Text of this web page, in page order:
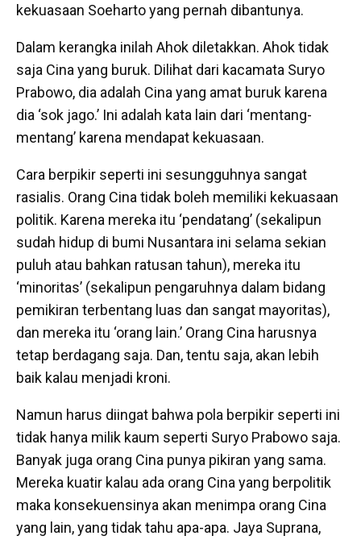
kekuasaan Soeharto yang pernah dibantunya.
Dalam kerangka inilah Ahok diletakkan. Ahok tidak
saja Cina yang buruk. Dilihat dari kacamata Suryo
Prabowo, dia adalah Cina yang amat buruk karena
dia ‘sok jago.’ Ini adalah kata lain dari ‘mentang-
mentang’ karena mendapat kekuasaan.
Cara berpikir seperti ini sesungguhnya sangat
rasialis. Orang Cina tidak boleh memiliki kekuasaan
politik. Karena mereka itu ‘pendatang’ (sekalipun
sudah hidup di bumi Nusantara ini selama sekian
puluh atau bahkan ratusan tahun), mereka itu
‘minoritas’ (sekalipun pengaruhnya dalam bidang
pemikiran terbentang luas dan sangat mayoritas),
dan mereka itu ‘orang lain.’ Orang Cina harusnya
tetap berdagang saja. Dan, tentu saja, akan lebih
baik kalau menjadi kroni.
Namun harus diingat bahwa pola berpikir seperti ini
tidak hanya milik kaum seperti Suryo Prabowo saja.
Banyak juga orang Cina punya pikiran yang sama.
Mereka kuatir kalau ada orang Cina yang berpolitik
maka konsekuensinya akan menimpa orang Cina
yang lain, yang tidak tahu apa-apa. Jaya Suprana,